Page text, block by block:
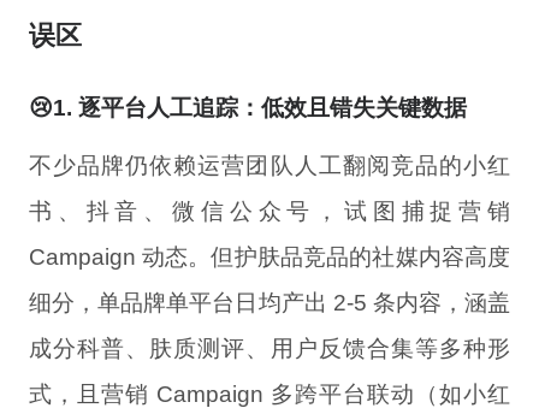
误区
😢1. 逐平台人工追踪：低效且错失关键数据
不少品牌仍依赖运营团队人工翻阅竞品的小红
书、抖音、微信公众号，试图捕捉营销
Campaign 动态。但护肤品竞品的社媒内容高度
细分，单品牌单平台日均产出 2-5 条内容，涵盖
成分科普、肤质测评、用户反馈合集等多种形
式，且营销 Campaign 多跨平台联动（如小红